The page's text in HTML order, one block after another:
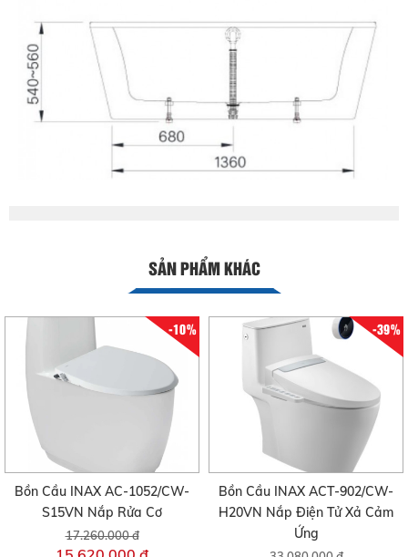
SẢN PHẨM KHÁC
-10%
Bồn Cầu INAX AC-1052/CW-
S15VN Nắp Rửa Cơ
17.260.000 đ
-39%
Bồn Cầu INAX ACT-902/CW-
H20VN Nắp Điện Tử Xả Cảm
Ứng